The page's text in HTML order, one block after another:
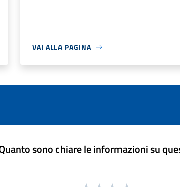
VAI ALLA PAGINA
sono chiare le informazioni su